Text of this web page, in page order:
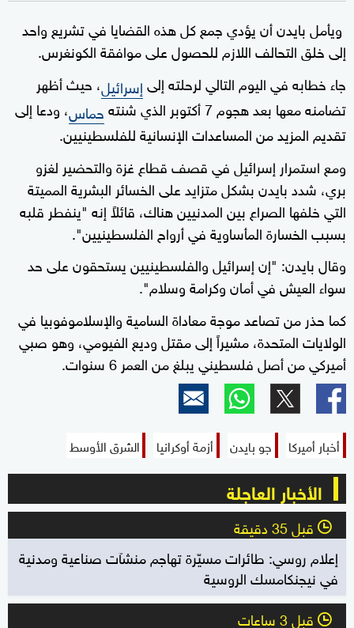
ويأمل بايدن أن يؤدي جمع كل هذه القضايا في تشريع واحد
إلى خلق التحالف اللازم للحصول على موافقة الكونغرس.
جاء خطابه في اليوم التالي لرحلته إلىإسرائيل، حيث أظهر
تضامنه معها بعد هجوم 7 أكتوبر الذي شنته
حماس، ودعا إلى
تقديم المزيد من المساعدات الإنسانية للفلسطينيين.
ومع استمرار إسرائيل في قصف قطاع غزة والتحضير لغزو
بري، شدد بايدن بشكل متزايد على الخسائر البشرية المميتة
التي خلفها الصراع بين المدنيين هناك، قائلاً إنه "ينفطر قلبه
بسبب الخسارة المأساوية في أرواح الفلسطينيين".
وقال بايدن: "إن إسرائيل والفلسطينيين يستحقون على حد
سواء العيش في أمان وكرامة وسلام".
كما حذر من تصاعد موجة معاداة السامية والإسلاموفوبيا في
الولايات المتحدة، مشيراً إلى مقتل وديع الفيومي، وهو صبي
أميركي من أصل فلسطيني يبلغ من العمر 6 سنوات.
أخبار أميركا جو بايدن أزمة أوكرانيا الشرق الأوسط
الأخبار العاجلة
l قبل 35 دقيقة
إعلام روسي: طائرات مسيّرة تهاجم منشآت صناعية ومدنية
في نيجنكامسك الروسية
l قبل 3 ساعات